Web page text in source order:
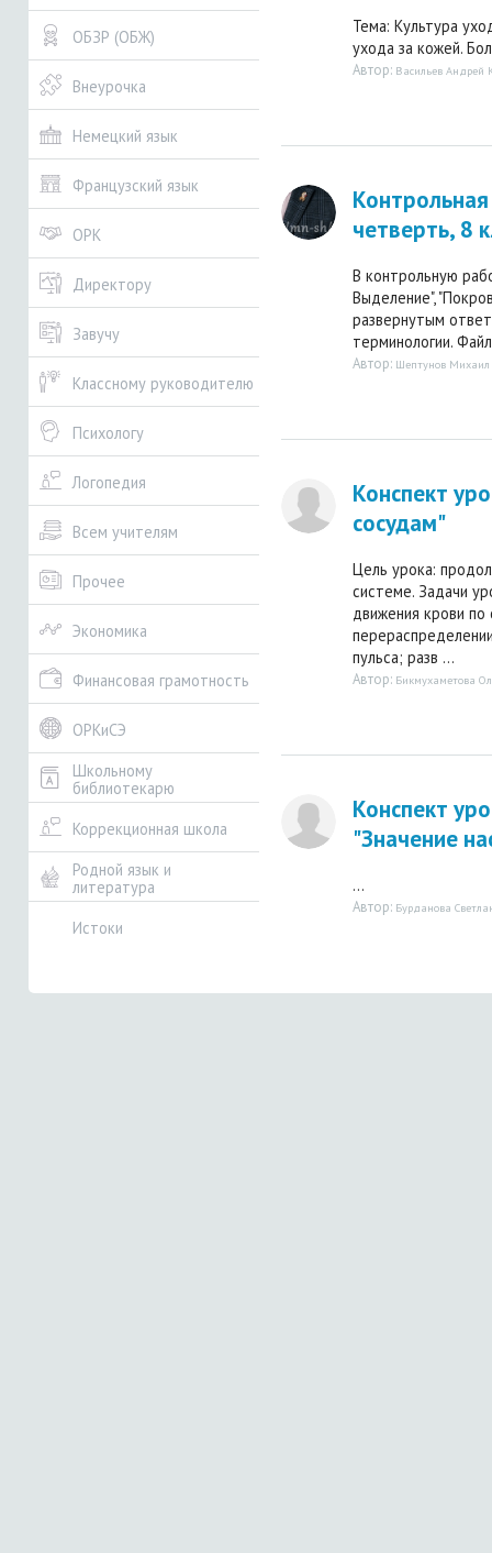
ОБЗР (ОБЖ)
Внеурочка
Немецкий язык
Французский язык
ОРК
Директору
Завучу
Классному руководителю
Психологу
Логопедия
Всем учителям
Прочее
Экономика
Финансовая грамотность
ОРКиСЭ
Школьному
библиотекарю
Коррекционная школа
Родной язык и
литература
Истоки
Тема: Культура
ухода за кожей.
Автор: Васильев Андрей
четверть, 8
В контрольную
Выделение",
развернутым
терминологии.
Автор: Шептунов Михаил
Конспект
сосудам"
Цель урока:
системе. Задачи
движения крови по
пульса; разв ...
Автор: Бикмухаметова
Конспект
"Значение
...
Автор: Бурданова